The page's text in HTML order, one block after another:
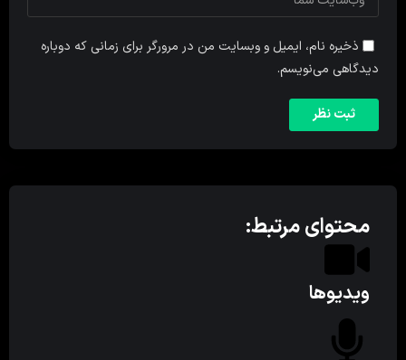
ذخیره نام، ایمیل و وبسایت من در مرورگر برای زمانی که دوباره
دیدگاهی می‌نویسم.
محتوای مرتبط:
ویدیوها